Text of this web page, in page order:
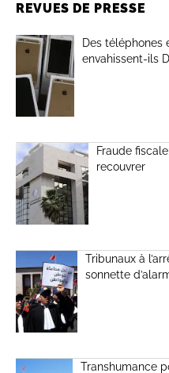
REVUES DE PRESSE
Des téléphones
envahissent-ils
Fraude
recouvrer
Tribunaux à
sonnette
Transhumance